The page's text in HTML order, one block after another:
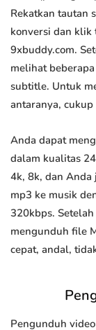
Rekatkan tautan
konversi dan klik
9xbuddy.com.
melihat
subtitle. Untuk
antaranya,
Anda dapat
dalam kualitas
4k, 8k, dan Anda
mp3 ke musik
320kbps.
mengunduh file
cepat, andal,
Pengunduh